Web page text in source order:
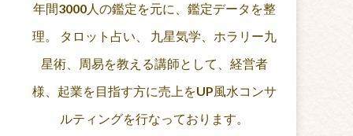
年間3000人の鑑定を元に、鑑定データを整
理。 タロット占い、 九星気学、ホラリー九
星術、周易を教える講師として、経営者
様、起業を目指す方に売上をUP風水コンサ
ルティングを行なっております。